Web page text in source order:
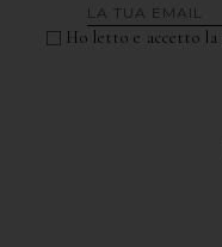
Ho letto e accetto la